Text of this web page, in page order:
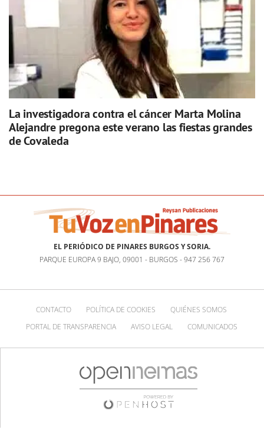
La investigadora contra el cáncer Marta Molina
Alejandre pregona este verano las fiestas grandes
de Covaleda
EL PERIÓDICO DE PINARES BURGOS Y SORIA.
PARQUE EUROPA 9 BAJO, 09001 - BURGOS - 947 256 767
CONTACTO POLÍTICA DE COOKIES
QUIÉNES SOMOS
PORTAL DE TRANSPARENCIA
AVISO LEGAL COMUNICADOS